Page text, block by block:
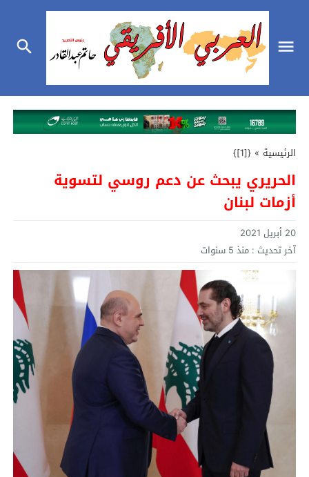
الرئيسية »
{[1]}
الحريري يبحث عن دعم روسي لتسوية
أزمات لبنان
20 أبريل 2021
آخر تحديث : منذ 5 سنوات